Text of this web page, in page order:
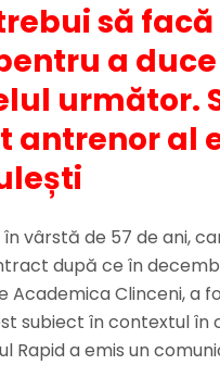
să facă
a
următor.
antrenor al
în vârstă de 57 de ani,
după ce în
Academica Clinceni, a
subiect în contextul în
Rapid a emis un